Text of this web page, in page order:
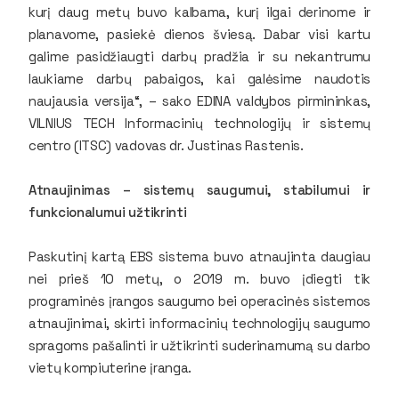
kurį daug metų buvo kalbama, kurį ilgai derinome ir
planavome, pasiekė dienos šviesą. Dabar visi kartu
galime pasidžiaugti darbų pradžia ir su nekantrumu
laukiame darbų pabaigos, kai galėsime naudotis
naujausia versija“, – sako EDINA valdybos pirmininkas,
VILNIUS TECH Informacinių technologijų ir sistemų
centro (ITSC) vadovas dr. Justinas Rastenis.
Atnaujinimas – sistemų saugumui, stabilumui ir
funkcionalumui užtikrinti
Paskutinį kartą EBS sistema buvo atnaujinta daugiau
nei prieš 10 metų, o 2019 m. buvo įdiegti tik
programinės įrangos saugumo bei operacinės sistemos
atnaujinimai, skirti informacinių technologijų saugumo
spragoms pašalinti ir užtikrinti suderinamumą su darbo
vietų kompiuterine įranga.